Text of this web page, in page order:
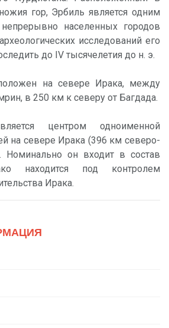
гор, Эрбиль является одним
населенных городов
исследований его
до IV тысячелетия до н. э.
на севере Ирака, между
в 250 км к северу от Багдада.
центром одноименной
на севере Ирака (396 км северо-
Номинально он входит в состав
находится под контролем
Ирака.